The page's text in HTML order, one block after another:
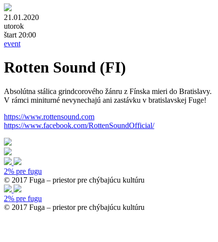
21.01.2020
utorok
štart 20:00
event
Rotten Sound (FI)
Absolútna stálica grindcorového žánru z Fínska mieri do Bratislavy.
V rámci miniturné nevynechajú ani zastávku v bratislavskej Fuge!
https://www.rottensound.com
https://www.facebook.com/RottenSoundOfficial/
2% pre fugu
© 2017 Fuga – priestor pre chýbajúcu kultúru
2% pre fugu
© 2017 Fuga – priestor pre chýbajúcu kultúru